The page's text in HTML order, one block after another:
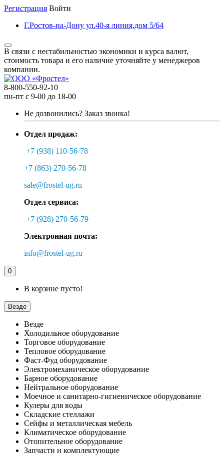
Регистрация Войти
Г.Ростов-на-Дону ул.40-я линия,дом 5/64
В связи с нестабильностью экономики и курса валют,
стоимость товара и его наличие уточняйте у менеджеров
компании.
8-800-550-92-10
пн-пт с 9-00 до 18-00
Не дозвонились? Заказ звонка!
Отдел продаж:
+7 (938) 110-56-78
+7 (863) 270-56-78
sale@frostel-ug.ru
Отдел сервиса:
+7 (928) 270-56-79
Электронная почта:
info@frostel-ug.ru
0
В корзине пусто!
Везде
Везде
Холодильное оборудование
Торговое оборудование
Тепловое оборудование
Фаст-Фуд оборудование
Электромеханическое оборудование
Барное оборудование
Нейтральное оборудование
Моечное и санитарно-гигиеническое оборудование
Кулеры для воды
Складские стеллажи
Сейфы и металлическая мебель
Климатическое оборудование
Отопительное оборудование
Запчасти и комплектующие